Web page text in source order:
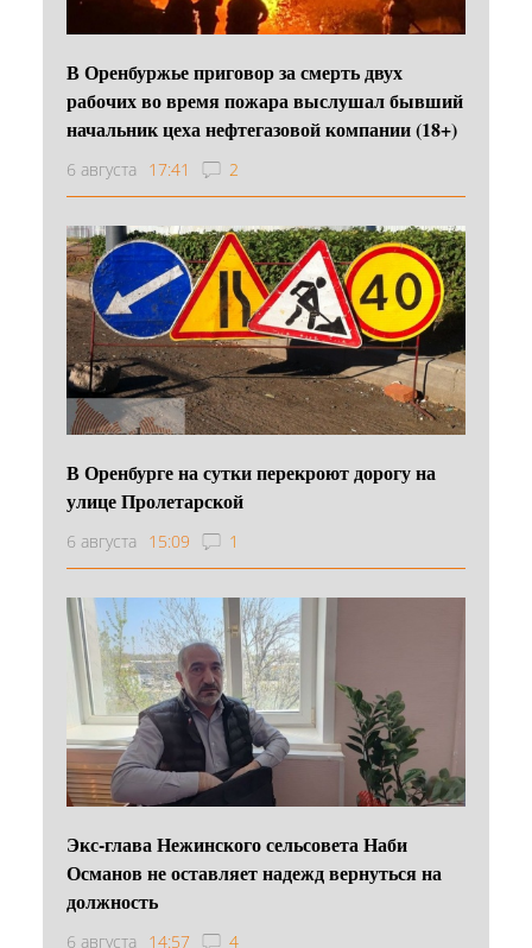
В Оренбуржье приговор за смерть двух
рабочих во время пожара выслушал бывший
начальник цеха нефтегазовой компании (18+)
6 августа 17:41 2
В Оренбурге на сутки перекроют дорогу на
улице Пролетарской
6 августа 15:09 1
Экс-глава Нежинского сельсовета Наби
Османов не оставляет надежд вернуться на
должность
6 августа 14:57 4